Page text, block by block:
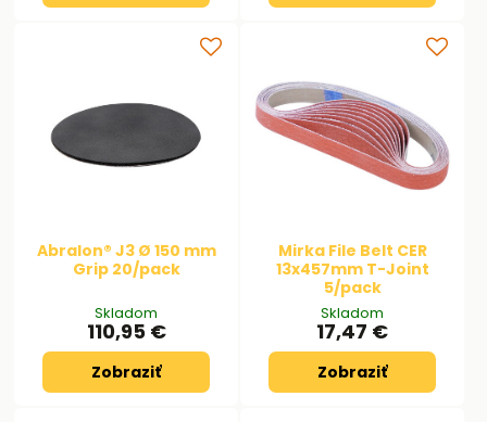
Abralon® J3 Ø 150 mm
Grip 20/pack
Skladom
110,95 €
Zobraziť
Mirka File Belt CER
13x457mm T-Joint
5/pack
Skladom
17,47 €
Zobraziť